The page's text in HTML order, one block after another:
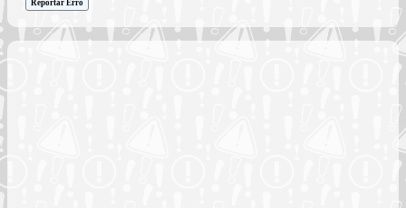
Reportar Erro